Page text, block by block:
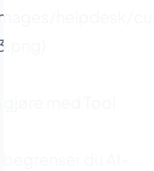
helpdesk/
med Tool
du AI-